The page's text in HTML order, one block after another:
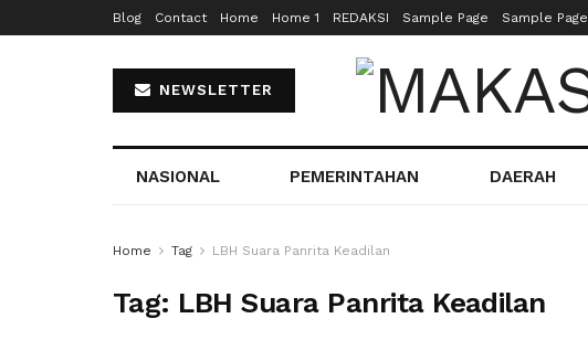
Blog Contact Home Home 1 REDAKSI Sample Page Sample Page
NEWSLETTER
NASIONAL PEMERINTAHAN DAERAH
Home Tag LBH Suara Panrita Keadilan
Tag: LBH Suara Panrita Keadilan